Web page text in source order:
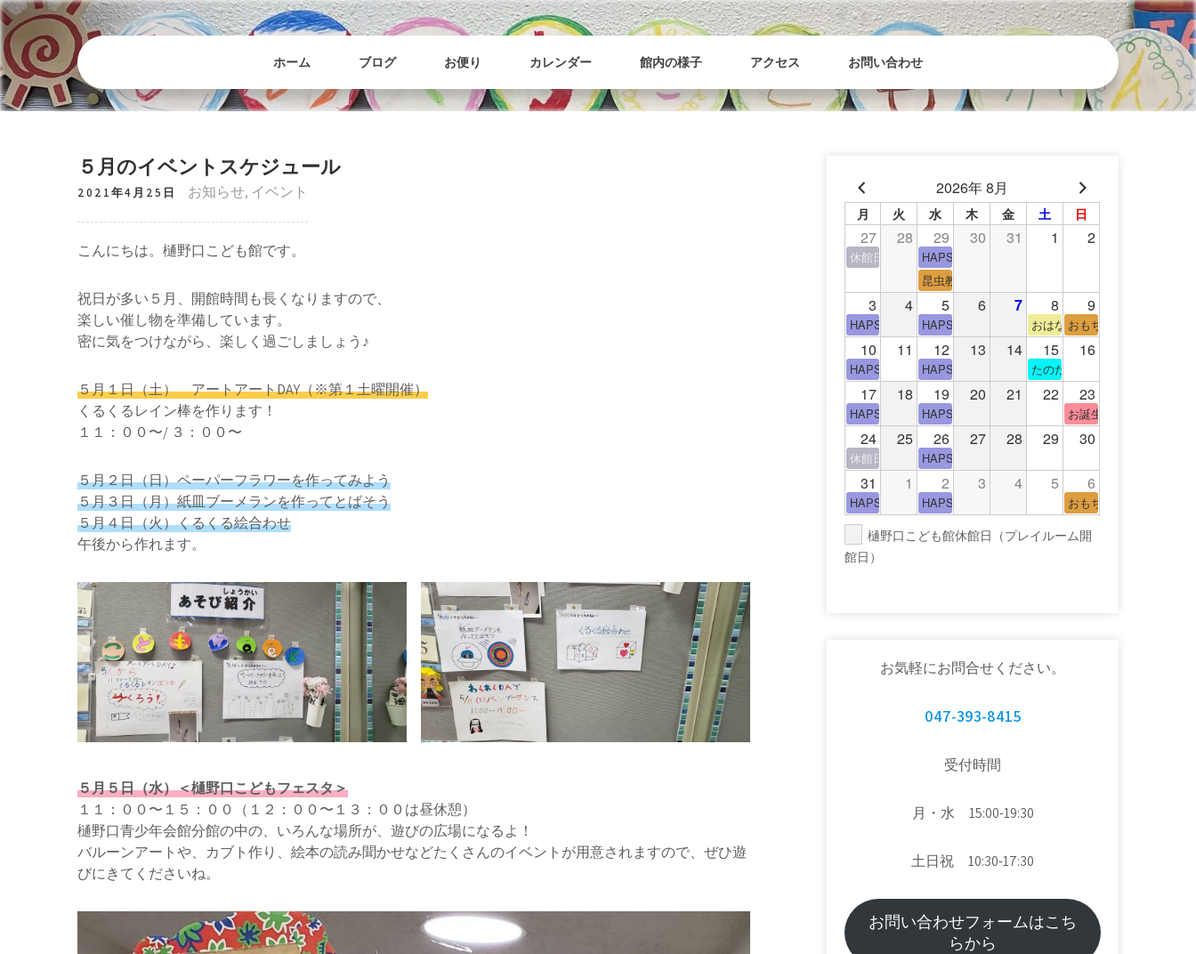
Skip
to
content
樋野口こども館
2020年12月オープン。樋野口こども館のホームページです。
ホーム ブログ お便り カレンダー 館内の様子 アクセス お問い合わせ
５月のイベントスケジュール
2021年4月25日 お知らせ, イベント
こんにちは。樋野口こども館です。
祝日が多い５月、開館時間も長くなりますので、
楽しい催し物を準備しています。
密に気をつけながら、楽しく過ごしましょう♪
５月１日（土） アートアートDAY（※第１土曜開催）
くるくるレイン棒を作ります！
１１：００〜/ ３：００〜
５月２日（日）ペーパーフラワーを作ってみよう
５月３日（月）紙皿ブーメランを作ってとばそう
５月４日（火）くるくる絵合わせ
午後から作れます。
５月５日（水）＜樋野口こどもフェスタ＞
１１：００〜１５：００（１２：００〜１３：００は昼休憩）
樋野口青少年会館分館の中の、いろんな場所が、遊びの広場になるよ！
バルーンアートや、カブト作り、絵本の読み聞かせなどたくさんのイベントが用意されますので、ぜひ遊
びにきてくださいね。
2026年 8月
月 火 水 木 金 土 日
27 28 29 30 31 1 2
休館日(青少年会館休館日)HAPS（中高生タイム）
昆虫教室
3 4 5 6 7 8 9
HAPS（中高生タイム）HAPS（中高生タイム）おはなし会おもちゃの広場
10 11 12 13 14 15 16
HAPS（中高生タイム）HAPS（中高生タイム）たのたのサイエンス教室
17 18 19 20 21 22 23
HAPS（中高生タイム）HAPS（中高生タイム） お誕生日(手形でお誕生
24 25 26 27 28 29 30
休館日(青少年会館休館日)HAPS（中高生タイム）
31 1 2 3 4 5 6
HAPS（中高生タイム）HAPS（中高生タイム） おもちゃの広場
樋野口こども館休館日（プレイルーム開
館日）
お気軽にお問合せください。
047-393-8415
受付時間
月・水 15:00-19:30
土日祝 10:30-17:30
お問い合わせフォームはこち
らから